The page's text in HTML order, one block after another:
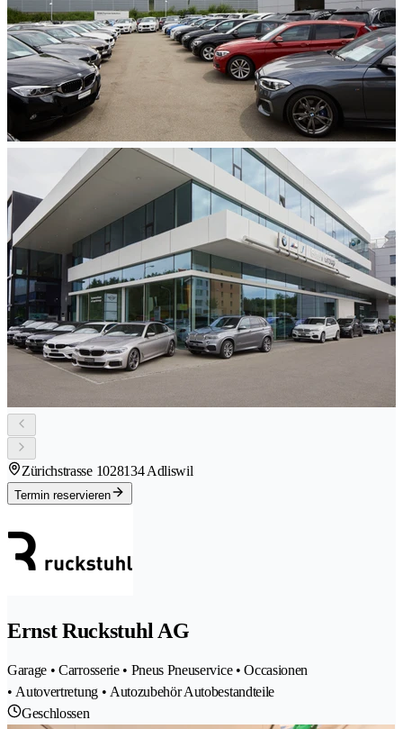
Zürichstrasse 1028134 Adliswil
Termin reservieren
Ernst Ruckstuhl AG
Garage • Carrosserie • Pneus Pneuservice • Occasionen
• Autovertretung • Autozubehör Autobestandteile
Geschlossen